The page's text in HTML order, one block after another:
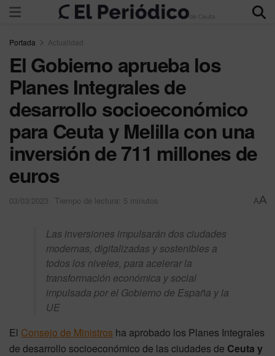
Portada Actualidad
El Gobierno aprueba los
Planes Integrales de
desarrollo socioeconómico
para Ceuta y Melilla con una
inversión de 711 millones de
euros
03/03/2023 Tiempo de lectura: 5 minutos AA
Las inversiones impulsarán dos ciudades
modernas, digitalizadas y sostenibles a
todos los niveles, para acelerar la
transformación económica y social
impulsada por el Gobierno de España y la
UE
El Consejo de Ministros ha aprobado los Planes Integrales
de desarrollo socioeconómico de las ciudades de Ceuta y